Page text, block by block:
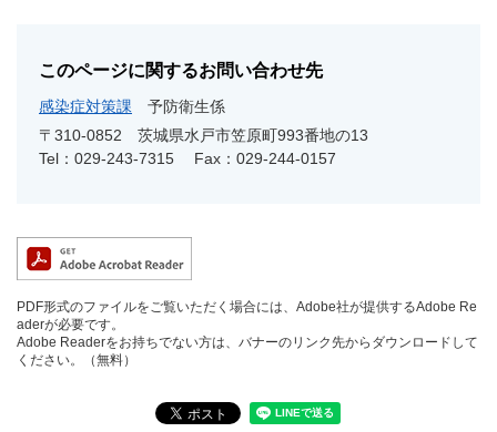
このページに関するお問い合わせ先
感染症対策課
予防衛生係
〒310-0852
茨城県水戸市笠原町993番地の13
Tel：029-243-7315
Fax：029-244-0157
PDF形式のファイルをご覧いただく場合には、Adobe社が提供するAdobe Re
aderが必要です。
Adobe Readerをお持ちでない方は、バナーのリンク先からダウンロードして
ください。（無料）